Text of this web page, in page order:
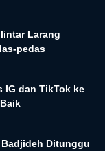
Larang
pedas
IG dan TikTok ke
Ditunggu